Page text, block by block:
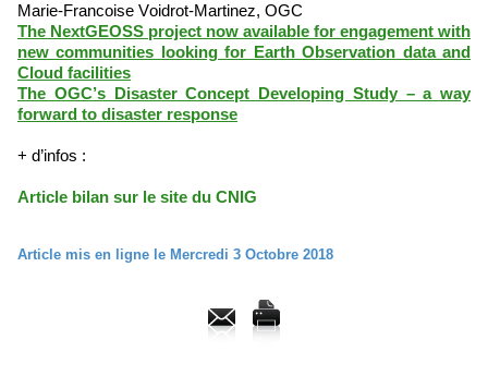
Marie-Francoise Voidrot-Martinez, OGC
The NextGEOSS project now available for engagement with
new communities looking for Earth Observation data and
Cloud facilities
The OGC’s Disaster Concept Developing Study – a way
forward to disaster response
+ d’infos :
Article bilan sur le site du CNIG
Article mis en ligne le Mercredi 3 Octobre 2018